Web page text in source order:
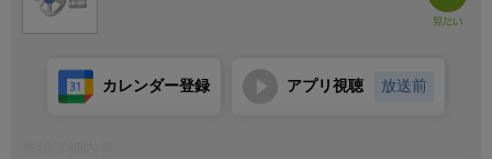
カレンダー登録 アプリ視聴 放送前